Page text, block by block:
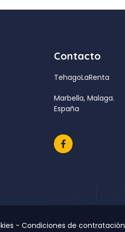
Contacto
TehagoLaRenta
Marbella, Malaga.
España
- Condiciones de contratación